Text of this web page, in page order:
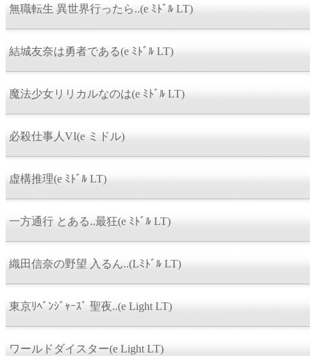
無職転生 異世界行ったら..(e ﾐﾄﾞﾙ LT)
結城友奈は勇者である(e ﾐﾄﾞﾙ LT)
魔法少女リリカルなのは(e ﾐﾄﾞﾙ LT)
必殺仕事人VI(e ミドル)
虚構推理(e ﾐﾄﾞﾙ LT)
一方通行 とある..最狂(e ﾐﾄﾞﾙ LT)
織田信奈の野望 入るん..(Lﾐﾄﾞﾙ LT)
東京ﾘﾍﾞﾝｼﾞｬｰｽﾞ 聖夜..(e Light LT)
ワールドダイスター(e Light LT)